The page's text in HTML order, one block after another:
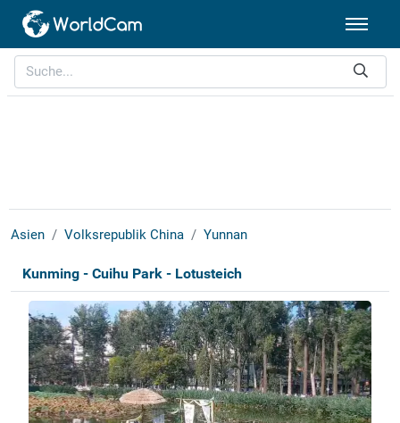
Asien Volksrepublik China Yunnan
Kunming - Cuihu Park - Lotusteich